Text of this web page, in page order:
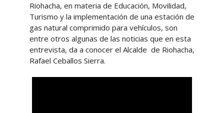
Riohacha, en materia de Educación, Movilidad,
Turismo y la implementación de una estación de
gas natural comprimido para vehículos, son
entre otros algunas de las noticias que en esta
entrevista, da a conocer el Alcalde de Riohacha,
Rafael Ceballos Sierra.